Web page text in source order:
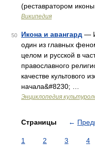
(реставратором
Википедия
50 Икона и авангард —
один из главных
целом и русской в
православного
качестве культового
начала&#8230; …
Энциклопедия
Страницы ←
1 2 3 4